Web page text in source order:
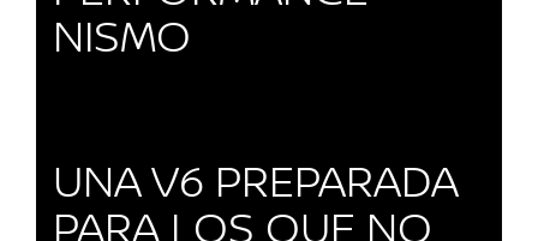
NISMO
UNA V6 PREPARADA
PARA LOS QUE NO